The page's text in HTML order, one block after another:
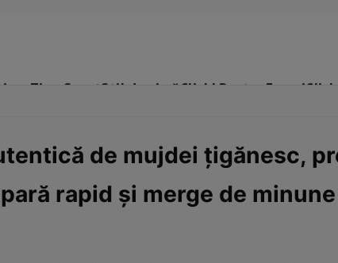
Time SportStil de viațăClick! Pentru Femei
HoroscopRețete culinareTravel
de mujdei țigănesc,
rapid și merge de